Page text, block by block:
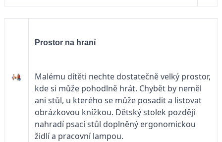
Prostor na hraní
Malému dítěti nechte dostatečně velký prostor,
kde si může pohodlně hrát. Chybět by neměl
ani stůl, u kterého se může posadit a listovat
obrázkovou knížkou. Dětský stolek později
nahradí psací stůl doplněný ergonomickou
židlí a pracovní lampou.